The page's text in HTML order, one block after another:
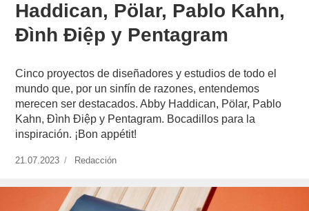
Haddican, Pölar, Pablo Kahn,
Đình Điệp y Pentagram
Cinco proyectos de diseñadores y estudios de todo el
mundo que, por un sinfín de razones, entendemos
merecen ser destacados. Abby Haddican, Pölar, Pablo
Kahn, Đình Điệp y Pentagram. Bocadillos para la
inspiración. ¡Bon appétit!
Publicado
21.07.2023 https://www.experimenta.es/author/redaccion/
Redacción